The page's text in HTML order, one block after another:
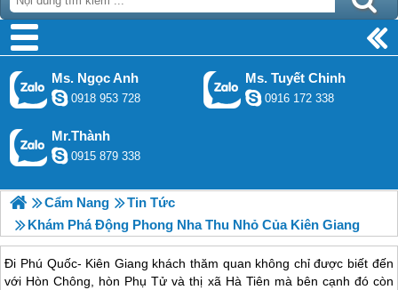
Ms. Ngọc Anh
0918 953 728
Ms. Tuyết Chinh
0916 172 338
Mr.Thành
0915 879 338
Cẩm Nang
Tin Tức
Khám Phá Động Phong Nha Thu Nhỏ Của Kiên Giang
Đi Phú Quốc- Kiên Giang khách thăm quan không chỉ được biết đến
với Hòn Chông, hòn Phụ Tử và thị xã Hà Tiên mà bên cạnh đó còn